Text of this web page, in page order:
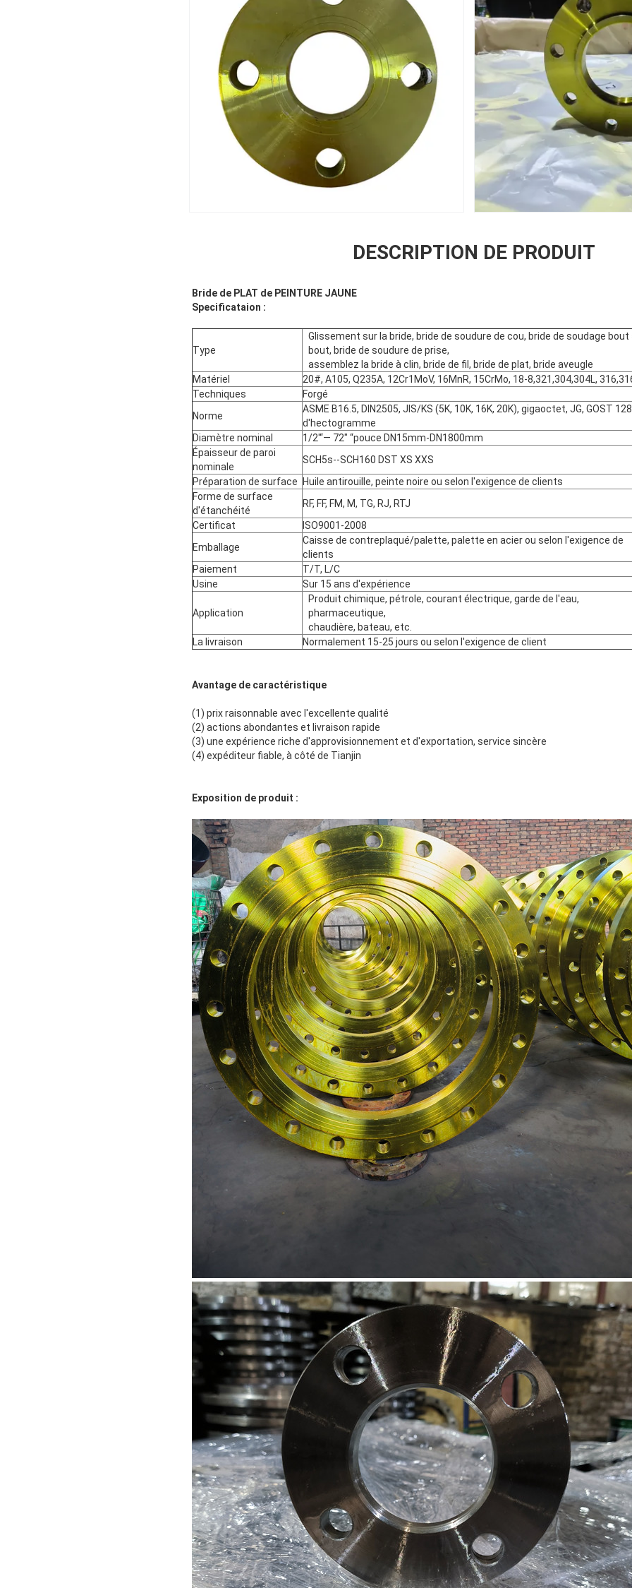
DESCRIPTION DE PRODUIT
Bride de PLAT de PEINTURE JAUNE
Specificataion :
Type
Glissement sur la bride, bride de soudure de cou, bride de soudage bout
bout, bride de soudure de prise,
assemblez la bride à clin, bride de fil, bride de plat, bride aveugle
Matériel
20#, A105, Q235A, 12Cr1MoV, 16MnR, 15CrMo, 18-8,321,304,304L,
Techniques
Forgé
Norme
ASME B16.5, DIN2505, JIS/KS (5K, 10K, 16K, 20K), gigaoctet, JG, GOST
d'hectogramme
Diamètre nominal
1/2'“— 72" “pouce DN15mm-DN1800mm
Épaisseur de paroi
nominale
SCH5s--SCH160 DST XS XXS
Préparation de surface
Huile antirouille, peinte noire ou selon l'exigence de clients
Forme de surface
d'étanchéité
RF, FF, FM, M, TG, RJ, RTJ
Certificat
ISO9001-2008
Emballage
Caisse de contreplaqué/palette, palette en acier ou selon l'exigence de
clients
Paiement
T/T, L/C
Usine
Sur 15 ans d'expérience
Application
Produit chimique, pétrole, courant électrique, garde de l'eau,
pharmaceutique,
chaudière, bateau, etc.
La livraison
Normalement 15-25 jours ou selon l'exigence de client
Avantage de caractéristique
(1) prix raisonnable avec l'excellente qualité
(2) actions abondantes et livraison rapide
(3) une expérience riche d'approvisionnement et d'exportation, service sincère
(4) expéditeur fiable, à côté de Tianjin
Exposition de produit :